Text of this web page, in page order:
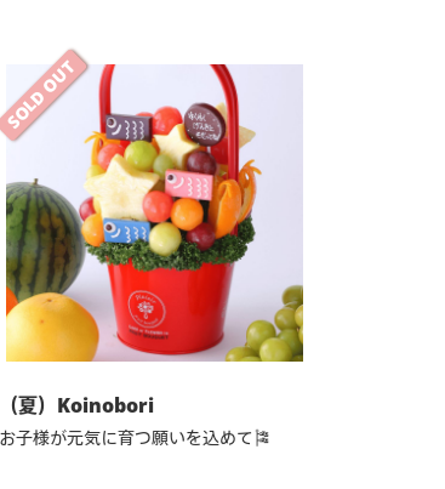
SOLD OUT
（夏）Koinobori
お子様が元気に育つ願いを込めて🎏